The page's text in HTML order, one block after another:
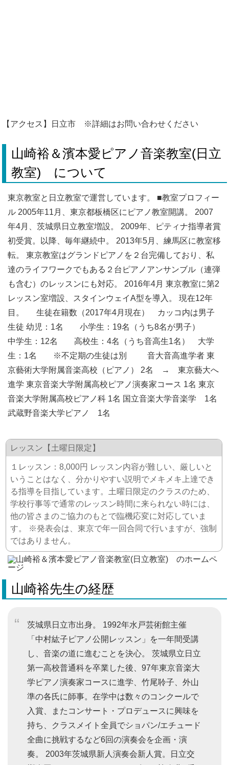
【アクセス】日立市 ※詳細はお問い合わせください
山崎裕＆濱本愛ピアノ音楽教室(日立
教室) について
東京教室と日立教室で運営しています。 ■教室プロフィー
ル 2005年11月、東京都板橋区にピアノ教室開講。 2007
年4月、茨城県日立教室増設。 2009年、ピティナ指導者賞
初受賞。以降、毎年継続中。 2013年5月、練馬区に教室移
転。 東京教室はグランドピアノを２台完備しており、私
達のライフワークでもある２台ピアノアンサンブル（連弾
も含む）のレッスンにも対応。 2016年4月 東京教室に第2
レッスン室増設、スタインウェイA型を導入。 現在12年
目。 生徒在籍数（2017年4月現在） カッコ内は男子
生徒 幼児：1名 小学生：19名（うち8名が男子）
中学生：12名 高校生：4名（うち音高生1名） 大学
生：1名 ※不定期の生徒は別 音大音高進学者 東
京藝術大学附属音楽高校（ピアノ） 2名 → 東京藝大へ
進学 東京音楽大学附属高校ピアノ演奏家コース 1名 東京
音楽大学附属高校ピアノ科 1名 国立音楽大学音楽学 1名
武蔵野音楽大学ピアノ 1名
レッスン【土曜日限定】
１レッスン：8,000円 レッスン内容が難しい、厳しいと
いうことはなく、分かりやすい説明でメキメキ上達でき
る指導を目指しています。土曜日限定のクラスのため、
学校行事等で通常のレッスン時間に来られない時には、
他の皆さまのご協力のもとで臨機応変に対応していま
す。 ※発表会は、東京で年一回合同で行いますが、強制
ではありません。
山崎裕先生の経歴
茨城県日立市出身。 1992年水戸芸術館主催
「中村紘子ピアノ公開レッスン」を一年間受講
し、音楽の道に進むことを決心。 茨城県立日立
第一高校普通科を卒業した後、97年東京音楽大
学ピアノ演奏家コースに進学、竹尾聆子、外山
準の各氏に師事。在学中は数々のコンクールで
入賞、またコンサート・プロデュースに興味を
持ち、クラスメイト全員でショパン/エチュード
全曲に挑戦するなど6回の演奏会を企画・演
奏。 2003年茨城県新人演奏会新人賞。日立交